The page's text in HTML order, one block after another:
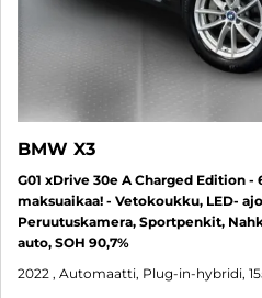
BMW X3
G01 xDrive 30e A Charged Edition
maksuaikaa! - Vetokoukku, LED-
Peruutuskamera, Sportpenkit,
auto, SOH 90,7%
2022 , Automaatti, Plug-in-hybridi,